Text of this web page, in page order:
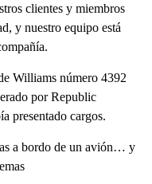
clientes y miembros
y nuestro equipo está
Williams número 4392
por Republic
presentado cargos.
a bordo de un avión… y